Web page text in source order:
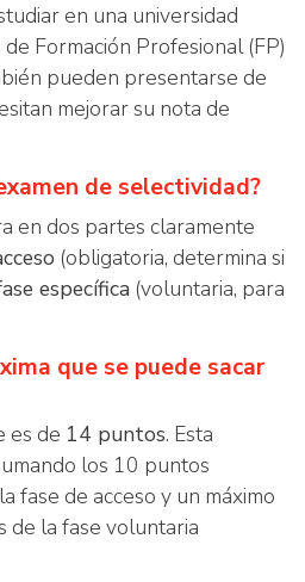
en una universidad
Formación Profesional (FP)
pueden presentarse de
mejorar su nota de
de selectividad?
en dos partes claramente
(obligatoria, determina si
específica (voluntaria, para
que se puede sacar
es de 14 puntos. Esta
los 10 puntos
fase de acceso y un máximo
de la fase voluntaria